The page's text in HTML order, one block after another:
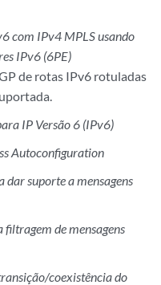
com IPv4 MPLS usando
IPv6 (6PE)
de rotas IPv6 rotuladas
IP Versão 6 (IPv6)
Autoconfiguration
dar suporte a mensagens
filtragem de mensagens
coexistência do